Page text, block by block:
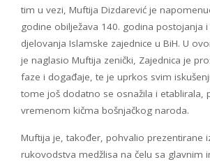
tim u vezi, Muftija Dizdarević je
godine obilježava 140. godina postojanja
djelovanja Islamske zajednice u BiH. U
je naglasio Muftija zenički, Zajednica je
faze i događaje, te je uprkos svim
tome još dodatno se osnažila i etablirala,
vremenom kičma bošnjačkog naroda.
Muftija je, također, pohvalio prezentirane
rukovodstva medžlisa na čelu sa glavnim